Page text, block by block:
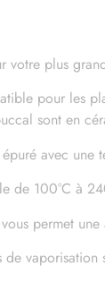
votre plus
pour les
sont en
avec
de 100°C à
permet une